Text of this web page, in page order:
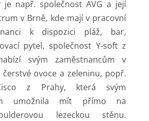
např. společnost AVG a její
v Brně, kde mají v pracovní
k dispozici pláž, bar,
pytel, společnost Y-soft z
svým zaměstnancům v
čerstvé ovoce a zeleninu, popř.
z Prahy, která svým
umožnila mít přímo na
lezeckou stěnu.